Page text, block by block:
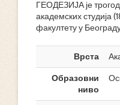
ГЕОДЕЗИЈА је
академских студија
факултету у
Врста
Образовни
ниво